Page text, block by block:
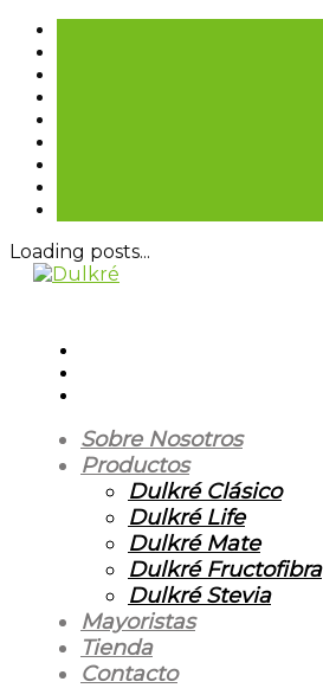
Loading posts...
Sobre Nosotros
Productos
Dulkré Clásico
Dulkré Life
Dulkré Mate
Dulkré Fructofibra
Dulkré Stevia
Mayoristas
Tienda
Contacto